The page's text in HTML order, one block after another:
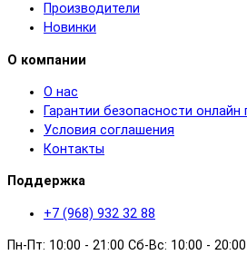
Производители
Новинки
О компании
О нас
Гарантии безопасности онлайн
Условия соглашения
Контакты
Поддержка
+7 (968) 932 32 88
Пн-Пт: 10:00 - 21:00 Сб-Вс: 10:00 -